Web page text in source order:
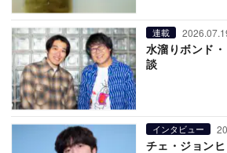
連載
水溜りボンド
談
インタビュー
チェ・ジョン